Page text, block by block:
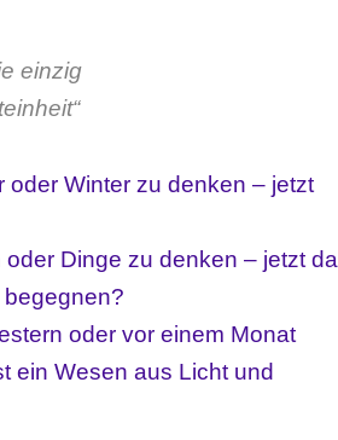
einzig
oder Winter zu denken – jetzt
Dinge zu denken – jetzt da
oder vor einem Monat
ein Wesen aus Licht und